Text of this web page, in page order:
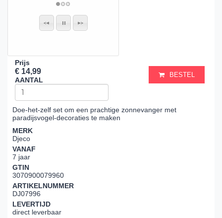
Prijs
€ 14,99
AANTAL
BESTEL
Doe-het-zelf set om een prachtige zonnevanger met
paradijsvogel-decoraties te maken
MERK
Djeco
VANAF
7 jaar
GTIN
3070900079960
ARTIKELNUMMER
DJ07996
LEVERTIJD
direct leverbaar